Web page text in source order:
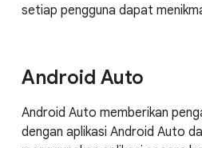
setiap pengguna dapat
Android Auto
Android Auto memberikan
dengan aplikasi Android Auto